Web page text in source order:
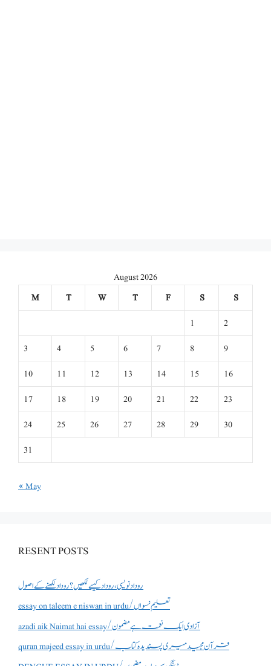
August 2026
M
T W T F S
S
1
2
3
4 5 6 7 8
9
10
11 12 13 14 15
16
17
18 19 20 21 22
23
24
25 26 27 28 29
30
31
« May
RESENT POSTS
روداد نویسی ،روداد کیسے لکھیں؟ روداد لکھنے کے اصول
essay on taleem e niswan in urdu/تعلیم نسواں
azadi aik Naimat hai essay/آزادی ایک نعمت ہے مضمون
quran majeed essay in urdu/قرآن مجید میری پسندیدہ کتاب